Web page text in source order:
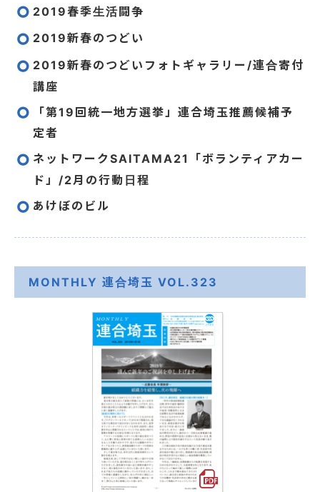
2019春季生活闘争
2019新春のつどい
2019新春のつどいフォトギャラリー/連合寄付
講座
「第19回統一地方選挙」連合埼玉推薦候補予
定者
ネットワークSAITAMA21「ボランティアカー
ド」/2月の行動日程
あけぼのビル
MONTHLY 連合埼玉 VOL.323